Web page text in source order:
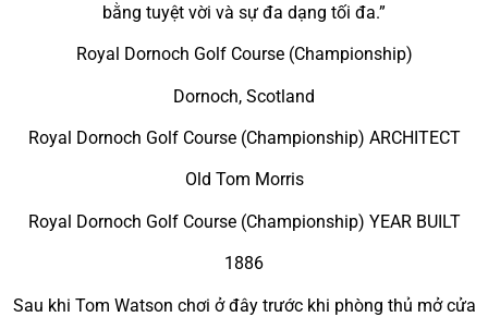
bằng tuyệt vời và sự đa dạng tối đa.”
Royal Dornoch Golf Course (Championship)
Dornoch, Scotland
Royal Dornoch Golf Course (Championship) ARCHITECT
Old Tom Morris
Royal Dornoch Golf Course (Championship) YEAR BUILT
1886
Sau khi Tom Watson chơi ở đây trước khi phòng thủ mở cửa